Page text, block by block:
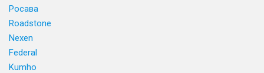
Росава
Roadstone
Nexen
Federal
Kumho